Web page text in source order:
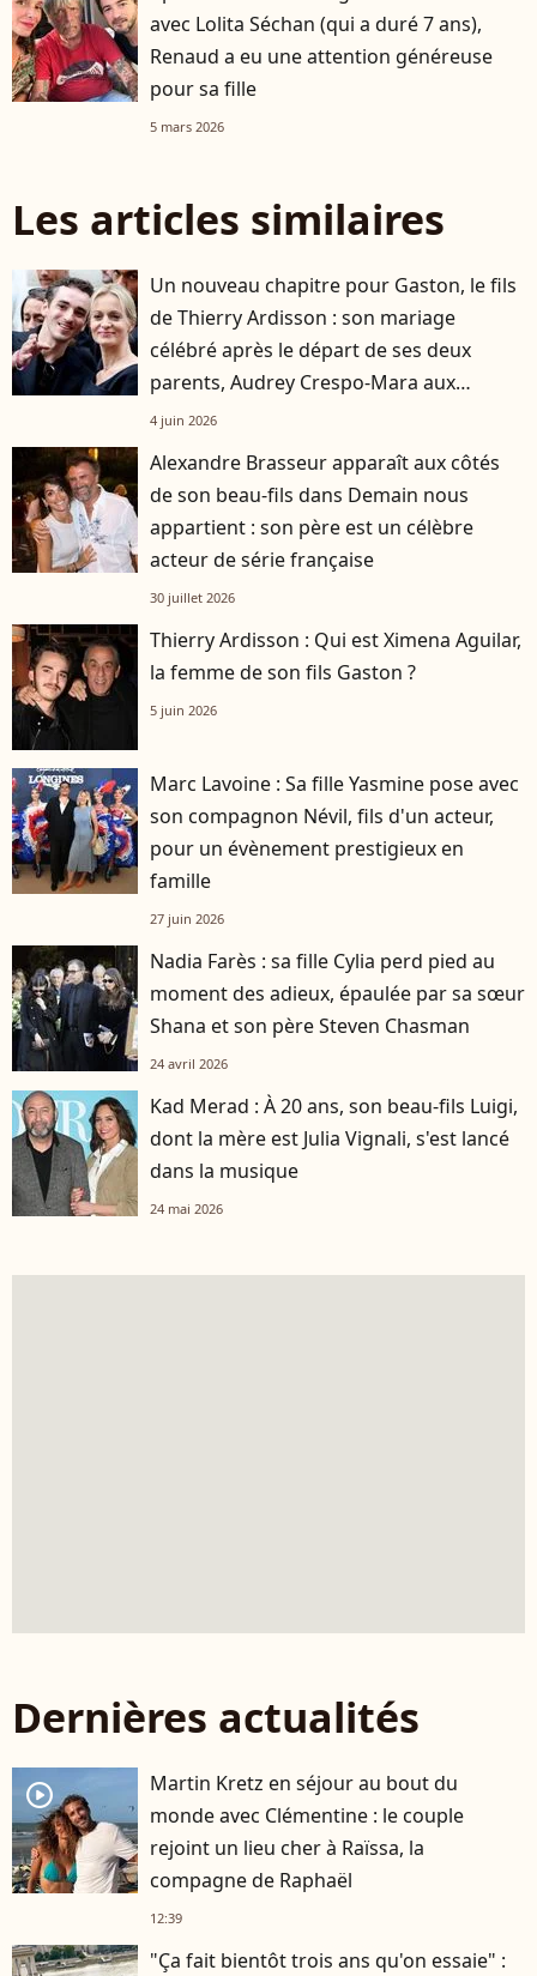
avec Lolita Séchan (qui a duré 7 ans),
Renaud a eu une attention généreuse
pour sa fille
5 mars 2026
Les articles similaires
Un nouveau chapitre pour Gaston, le fils
de Thierry Ardisson : son mariage
célébré après le départ de ses deux
parents, Audrey Crespo-Mara aux
premières loges
4 juin 2026
Alexandre Brasseur apparaît aux côtés
de son beau-fils dans Demain nous
appartient : son père est un célèbre
acteur de série française
30 juillet 2026
Thierry Ardisson : Qui est Ximena Aguilar,
la femme de son fils Gaston ?
5 juin 2026
Marc Lavoine : Sa fille Yasmine pose avec
son compagnon Névil, fils d'un acteur,
pour un évènement prestigieux en
famille
27 juin 2026
Nadia Farès : sa fille Cylia perd pied au
moment des adieux, épaulée par sa sœur
Shana et son père Steven Chasman
24 avril 2026
Kad Merad : À 20 ans, son beau-fils Luigi,
dont la mère est Julia Vignali, s'est lancé
dans la musique
24 mai 2026
Dernières actualités
player2
Martin Kretz en séjour au bout du
monde avec Clémentine : le couple
rejoint un lieu cher à Raïssa, la
compagne de Raphaël
12:39
"Ça fait bientôt trois ans qu'on essaie" :